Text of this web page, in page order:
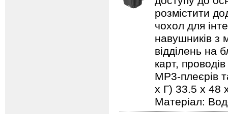
розмістити
чохол для
навушників з
відділень на
карт,
MP3-плеєрів
х Г) 33.5 x 48
Матеріал: